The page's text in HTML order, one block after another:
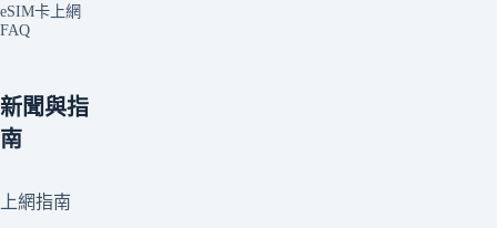
eSIM卡上網
FAQ
新聞與指
南
上網指南